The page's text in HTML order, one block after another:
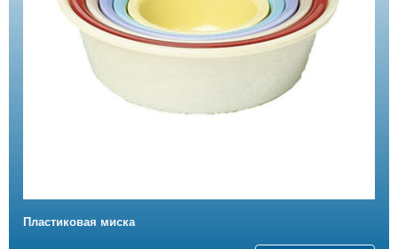
Пластиковая миска